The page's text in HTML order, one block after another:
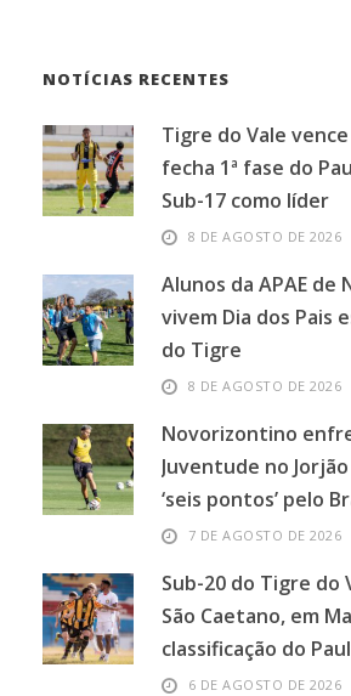
NOTÍCIAS RECENTES
Tigre do Vale
fecha 1ª fase do
Sub-17 como líder
8 DE AGOSTO DE 2026
Alunos da APAE de
vivem Dia dos Pais
do Tigre
8 DE AGOSTO DE 2026
Novorizontino
Juventude no
‘seis pontos’ pelo
7 DE AGOSTO DE 2026
Sub-20 do Tigre do
São Caetano, em
classificação do
6 DE AGOSTO DE 2026